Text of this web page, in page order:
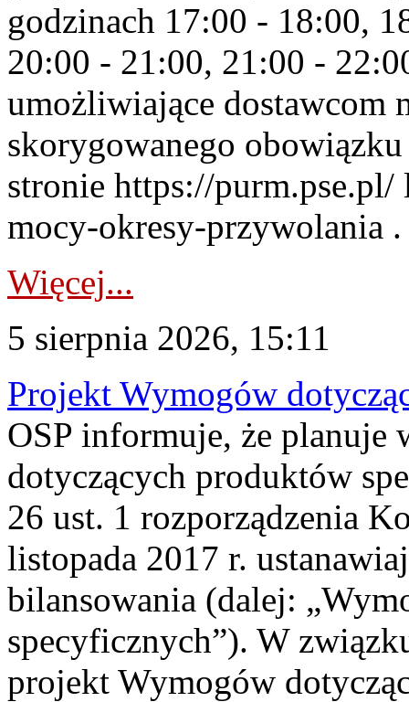
godzinach 17:00 - 18:00,
20:00 - 21:00, 21:00 -
umożliwiające dostawcom
skorygowanego
stronie https://
mocy-okresy-przywolania
Więcej...
5 sierpnia 2026, 15:11
Projekt Wymogów
OSP informuje, że planuje
dotyczących produktów
26 ust. 1 rozporządzenia
listopada 2017 r.
bilansowania (dalej:
specyficznych”). W
projekt Wymogów